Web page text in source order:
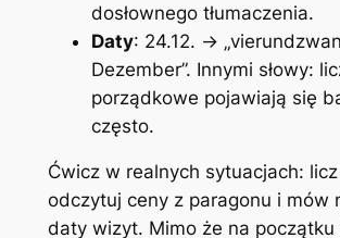
dosłownego tłumaczenia.
Daty: 24.12. → „
Dezember”. Innymi słowy:
porządkowe pojawiają się
często.
Ćwicz w realnych sytuacjach:
odczytuj ceny z paragonu i mów
daty wizyt. Mimo że na początku